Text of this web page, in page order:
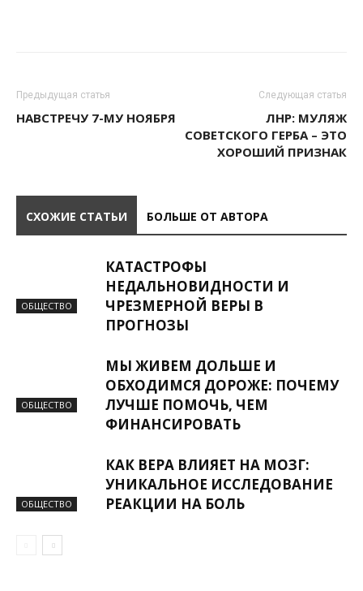
Предыдущая статья
НАВСТРЕЧУ 7-МУ НОЯБРЯ
Следующая статья
ЛНР: МУЛЯЖ
СОВЕТСКОГО ГЕРБА – ЭТО
ХОРОШИЙ ПРИЗНАК
СХОЖИЕ СТАТЬИ БОЛЬШЕ ОТ АВТОРА
ОБЩЕСТВО
КАТАСТРОФЫ
НЕДАЛЬНОВИДНОСТИ И
ЧРЕЗМЕРНОЙ ВЕРЫ В
ПРОГНОЗЫ
ОБЩЕСТВО
МЫ ЖИВЕМ ДОЛЬШЕ И
ОБХОДИМСЯ ДОРОЖЕ: ПОЧЕМУ
ЛУЧШЕ ПОМОЧЬ, ЧЕМ
ФИНАНСИРОВАТЬ
ОБЩЕСТВО
КАК ВЕРА ВЛИЯЕТ НА МОЗГ:
УНИКАЛЬНОЕ ИССЛЕДОВАНИЕ
РЕАКЦИИ НА БОЛЬ